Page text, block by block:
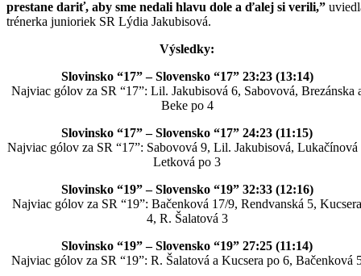
prestane dariť, aby sme nedali hlavu dole a ďalej si verili,”
trénerka junioriek SR Lýdia Jakubisová.
Výsledky:
Slovinsko “17” – Slovensko “17” 23:23 (13:14)
Najviac gólov za SR “17”: Lil. Jakubisová 6, Sabovová, Brezánska
Beke po 4
Slovinsko “17” – Slovensko “17” 24:23 (11:15)
Najviac gólov za SR “17”: Sabovová 9, Lil. Jakubisová, Lukačínová
Letková po 3
Slovinsko “19” – Slovensko “19” 32:33 (12:16)
Najviac gólov za SR “19”: Bačenková 17/9, Rendvanská 5, Kucsera
4, R. Šalatová 3
Slovinsko “19” – Slovensko “19” 27:25 (11:14)
Najviac gólov za SR “19”: R. Šalatová a Kucsera po 6, Bačenková